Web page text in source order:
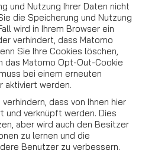
und Nutzung Ihrer Daten nicht
die Speicherung und Nutzung
wird in Ihrem Browser ein
verhindert, dass Matomo
Sie Ihre Cookies löschen,
das Matomo Opt-Out-Cookie
bei einem erneuten
aktiviert werden.
dass von Ihnen hier
verknüpft werden. Dies
aber wird auch den Besitzer
zu lernen und die
Benutzer zu verbessern.